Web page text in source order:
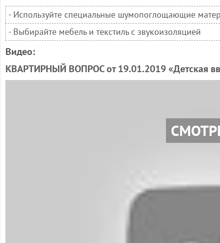
- Используйте специальные шумопоглощающие
- Выбирайте мебель и текстиль с звукоизоляцией
Видео:
КВАРТИРНЫЙ ВОПРОС от 19.01.2019 «Детская